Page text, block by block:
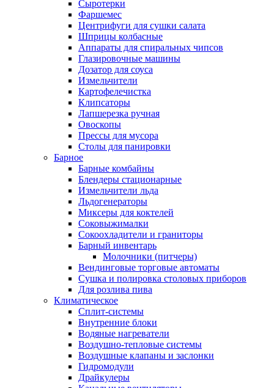
Сыротерки
Фаршемес
Центрифуги для сушки салата
Шприцы колбасные
Аппараты для спиральных чипсов
Глазировочные машины
Дозатор для соуса
Измельчители
Картофелечистка
Клипсаторы
Лапшерезка ручная
Овоскопы
Прессы для мусора
Столы для панировки
Барное
Барные комбайны
Блендеры стационарные
Измельчители льда
Льдогенераторы
Миксеры для коктелей
Соковыжималки
Сокоохладители и граниторы
Барный инвентарь
Молочники (питчеры)
Вендинговые торговые автоматы
Сушка и полировка столовых приборов
Для розлива пива
Климатическое
Сплит-системы
Внутренние блоки
Водяные нагреватели
Воздушно-тепловые системы
Воздушные клапаны и заслонки
Гидромодули
Драйкулеры